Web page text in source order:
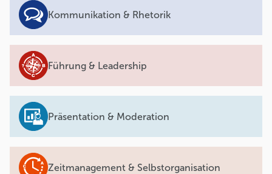
Kommunikation & Rhetorik
Führung & Leadership
Präsentation & Moderation
Zeitmanagement & Selbstorganisation